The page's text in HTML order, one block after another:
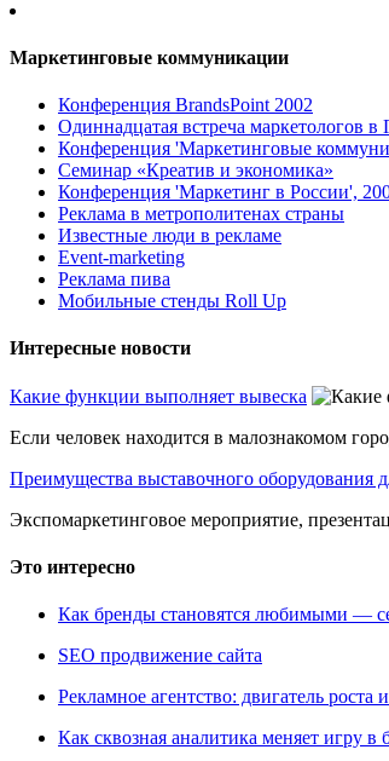
Маркетинговые коммуникации
Конференция BrandsPoint 2002
Одиннадцатая встреча маркетологов
Конференция 'Маркетинговые
Семинар «Креатив и экономика»
Конференция 'Маркетинг в России',
Реклама в метрополитенах страны
Известные люди в рекламе
Event-marketing
Реклама пива
Мобильные стенды Roll Up
Интересные новости
Какие функции выполняет вывеска
Если человек находится в малознакомом
Преимущества выставочного оборудования
Экспомаркетинговое мероприятие,
Это интересно
Как бренды становятся любимыми —
SEO продвижение сайта
Рекламное агентство: двигатель роста
Как сквозная аналитика меняет игру в